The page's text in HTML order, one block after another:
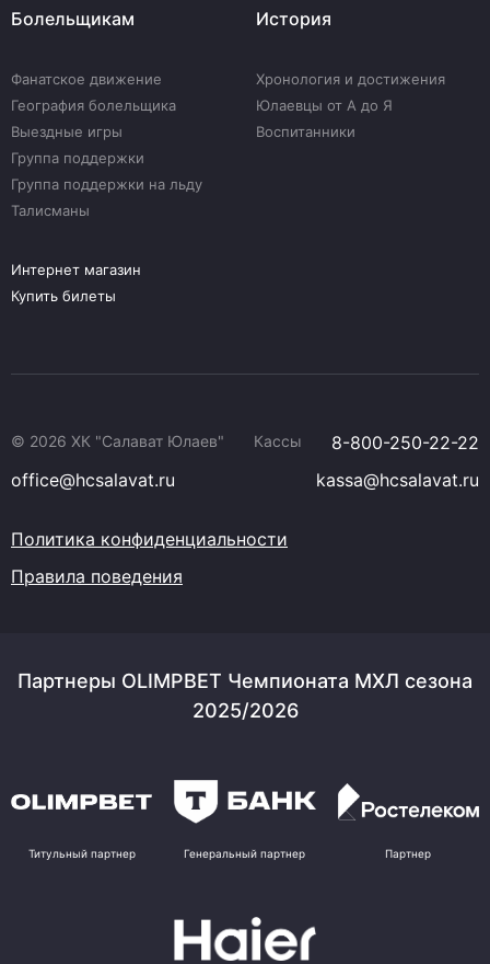
Болельщикам
Фанатское движение
География болельщика
Выездные игры
Группа поддержки
Группа поддержки на льду
Талисманы
История
Хронология и достижения
Юлаевцы от А до Я
Воспитанники
Интернет магазин
Купить билеты
© 2026 ХК "Салават Юлаев" Кассы
8-800-250-22-22
office@hcsalavat.ru
kassa@hcsalavat.ru
Политика конфиденциальности
Правила поведения
Партнеры OLIMPBET Чемпионата МХЛ сезона
2025/2026
Титульный партнер Генеральный партнер Партнер